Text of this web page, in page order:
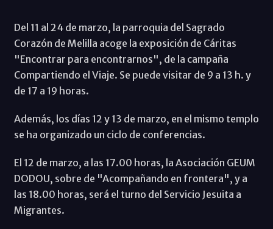
Del 11 al 24 de marzo, la parroquia del Sagrado
Corazón de Melilla acoge la exposición de Cáritas
"Encontrar para encontrarnos", de la campaña
Compartiendo el Viaje. Se puede visitar de 9 a 13 h. y
de 17 a 19 horas.
Además, los días 12 y 13 de marzo, en el mismo templo
se ha organizado un ciclo de conferencias.
El 12 de marzo, a las 17.00 horas, la Asociación GEUM
DODOU, sobre de "Acompañando en frontera", y a
las 18.00 horas, será el turno del Servicio Jesuita a
Migrantes.